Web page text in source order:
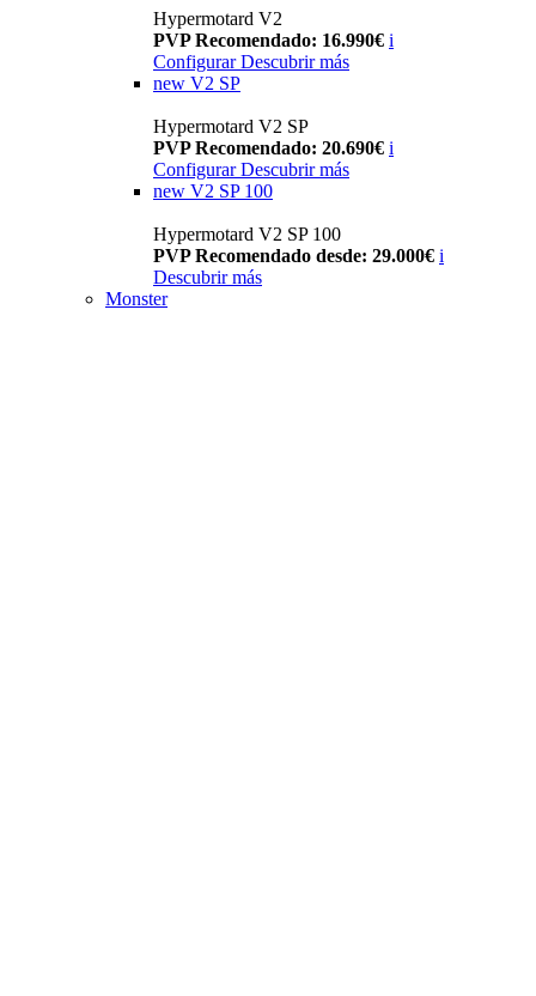
Hypermotard V2
PVP Recomendado: 16.990€ i
Configurar Descubrir más
new V2 SP
Hypermotard V2 SP
PVP Recomendado: 20.690€ i
Configurar Descubrir más
new V2 SP 100
Hypermotard V2 SP 100
PVP Recomendado desde: 29.000€ i
Descubrir más
Monster